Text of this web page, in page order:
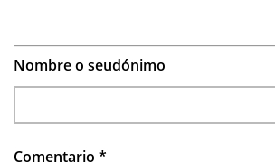
Nombre o seudónimo
Comentario *